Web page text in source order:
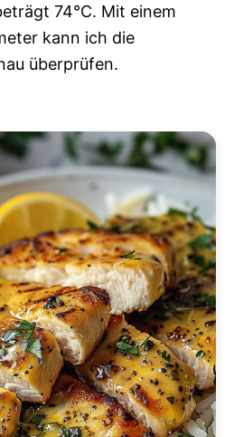
74°C. Mit einem
kann ich die
überprüfen.